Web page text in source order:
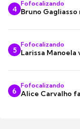
4
Fofocalizando
Bruno
5
Fofocalizando
Larissa
6
Fofocalizando
Alice Carvalho